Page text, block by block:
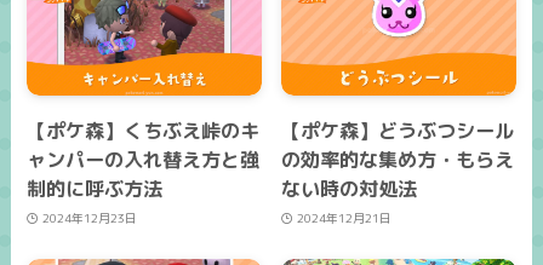
【ポケ森】くちぶえ峠のキ
ャンパーの入れ替え方と強
制的に呼ぶ方法
2024年12月23日
【ポケ森】どうぶつシール
の効率的な集め方・もらえ
ない時の対処法
2024年12月21日